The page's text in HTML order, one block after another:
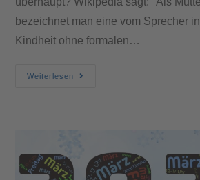
bezeichnet man eine vom Sprecher
Kindheit ohne formalen…
Weiterlesen